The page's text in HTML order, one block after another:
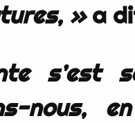
»a
s’est
nous,